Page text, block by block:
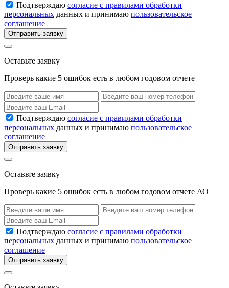
Подтверждаю согласие с правилами обработки
персональных данных и принимаю пользовательское
соглашение
Отправить заявку
Оставьте заявку
Проверь какие 5 ошибок есть в любом годовом отчете
Подтверждаю согласие с правилами обработки
персональных данных и принимаю пользовательское
соглашение
Отправить заявку
Оставьте заявку
Проверь какие 5 ошибок есть в любом годовом отчете АО
Подтверждаю согласие с правилами обработки
персональных данных и принимаю пользовательское
соглашение
Отправить заявку